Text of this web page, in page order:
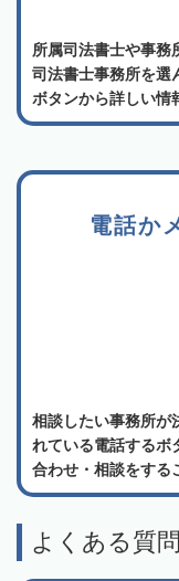
所属司法書士や事務
司法書士事務所を選
ボタンから詳しい情
電話か
相談したい事務所が
れている電話するボ
合わせ・相談をする
よくある質問